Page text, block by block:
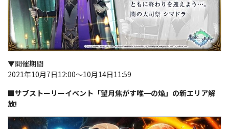
▼開催期間
2021年10月7日12:00～10月14日11:59
■サブストーリーイベント「望月焦がす唯一の焔」の新エリア解
放!